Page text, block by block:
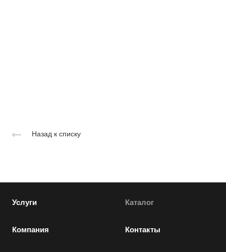
Назад к списку
Услуги Каталог
Компания Контакты